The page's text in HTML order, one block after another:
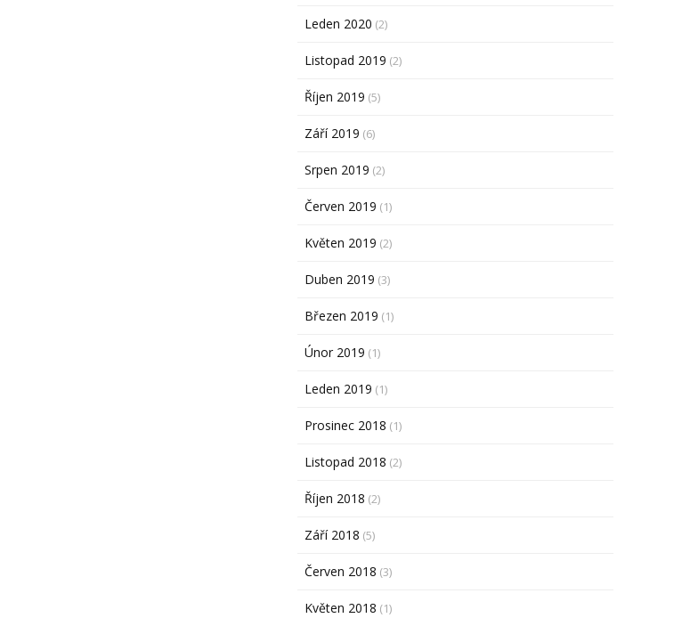
Leden 2020 (2)
Listopad 2019 (2)
Říjen 2019 (5)
Září 2019 (6)
Srpen 2019 (2)
Červen 2019 (1)
Květen 2019 (2)
Duben 2019 (3)
Březen 2019 (1)
Únor 2019 (1)
Leden 2019 (1)
Prosinec 2018 (1)
Listopad 2018 (2)
Říjen 2018 (2)
Září 2018 (5)
Červen 2018 (3)
Květen 2018 (1)